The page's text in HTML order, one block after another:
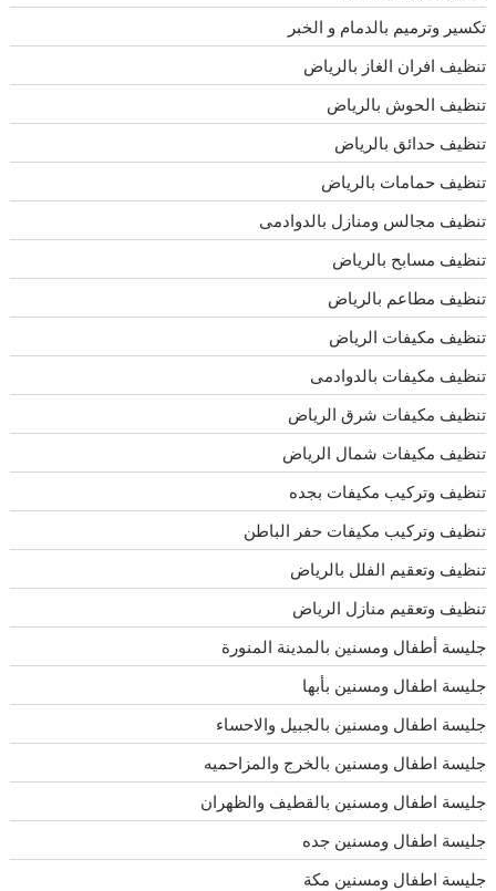
تكسير وترميم بالدمام و الخبر
تنظيف افران الغاز بالرياض
تنظيف الحوش بالرياض
تنظيف حدائق بالرياض
تنظيف حمامات بالرياض
تنظيف مجالس ومنازل بالدوادمى
تنظيف مسابح بالرياض
تنظيف مطاعم بالرياض
تنظيف مكيفات الرياض
تنظيف مكيفات بالدوادمى
تنظيف مكيفات شرق الرياض
تنظيف مكيفات شمال الرياض
تنظيف وتركيب مكيفات بجده
تنظيف وتركيب مكيفات حفر الباطن
تنظيف وتعقيم الفلل بالرياض
تنظيف وتعقيم منازل الرياض
جليسة أطفال ومسنين بالمدينة المنورة
جليسة اطفال ومسنين بأبها
جليسة اطفال ومسنين بالجبيل والاحساء
جليسة اطفال ومسنين بالخرج والمزاحميه
جليسة اطفال ومسنين بالقطيف والظهران
جليسة اطفال ومسنين جده
جليسة اطفال ومسنين مكة